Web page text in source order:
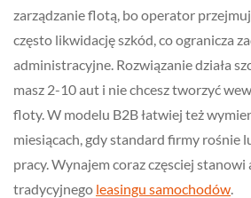
zarządzanie flotą, bo operator
często likwidację szkód, co ogranicza
administracyjne. Rozwiązanie działa
masz 2-10 aut i nie chcesz tworzyć
floty. W modelu B2B łatwiej też
miesiącach, gdy standard firmy rośnie
pracy. Wynajem coraz częsciej
tradycyjnego leasingu samochodów